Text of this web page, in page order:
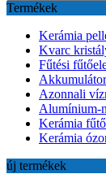
Termékek
Kerámia
Kvarc
Fűtési
Azonnali
Alumínium-
Kerámia
Kerámia
új termékek